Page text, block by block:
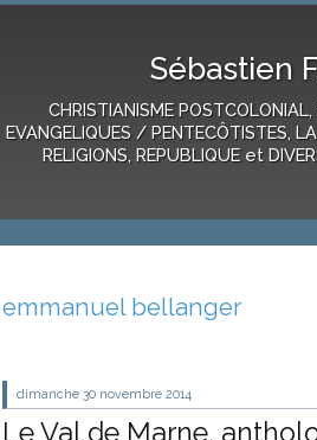
Sébastien
CHRISTIANISME
EVANGELIQUES / PENTECÔTISTES,
RELIGIONS, REPUBLIQUE et
emmanuel bellanger
dimanche 30 novembre 2014
Le Val de Marne,